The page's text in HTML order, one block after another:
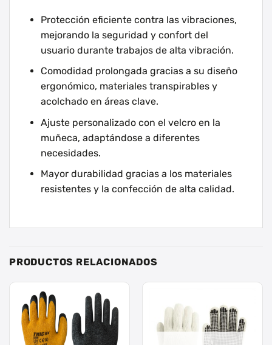
Protección eficiente contra las vibraciones,
mejorando la seguridad y confort del
usuario durante trabajos de alta vibración.
Comodidad prolongada gracias a su diseño
ergonómico, materiales transpirables y
acolchado en áreas clave.
Ajuste personalizado con el velcro en la
muñeca, adaptándose a diferentes
necesidades.
Mayor durabilidad gracias a los materiales
resistentes y la confección de alta calidad.
PRODUCTOS RELACIONADOS